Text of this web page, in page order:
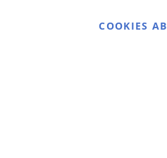
Cookie EinstellungenCOOKIES